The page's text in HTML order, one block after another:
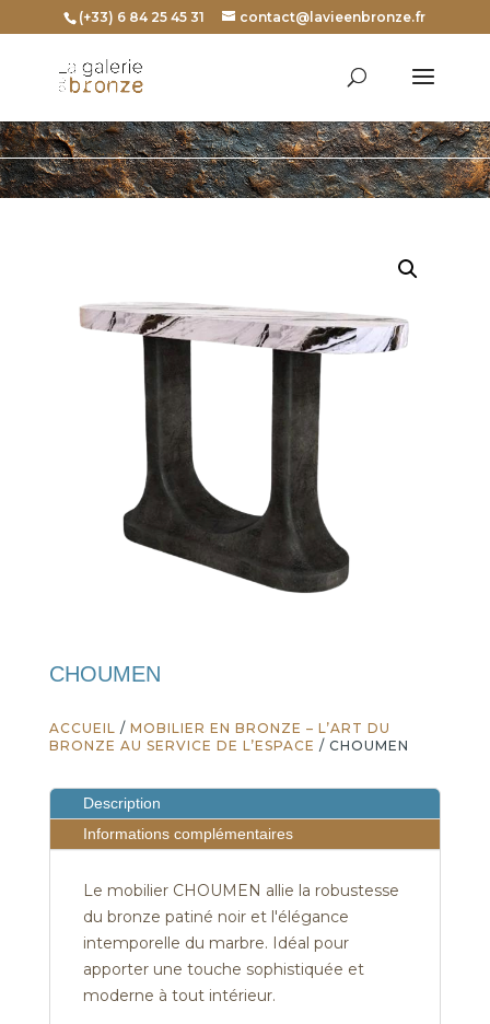
(+33) 6 84 25 45 31 contact@lavieenbronze.fr
CHOUMEN
ACCUEIL / MOBILIER EN BRONZE – L’ART DU
BRONZE AU SERVICE DE L’ESPACE / CHOUMEN
Description
Informations complémentaires
Le mobilier CHOUMEN allie la robustesse
du bronze patiné noir et l'élégance
intemporelle du marbre. Idéal pour
apporter une touche sophistiquée et
moderne à tout intérieur.